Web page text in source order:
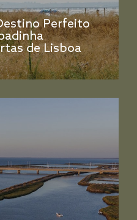
Perfeito
de Lisboa